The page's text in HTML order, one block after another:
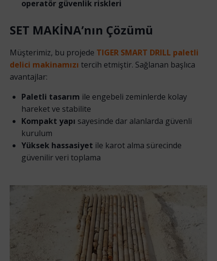
operatör güvenlik riskleri
SET MAKİNA’nın Çözümü
Müşterimiz, bu projede TIGER SMART DRILL paletli
delici makinamızı tercih etmiştir. Sağlanan başlıca
avantajlar:
Paletli tasarım ile engebeli zeminlerde kolay
hareket ve stabilite
Kompakt yapı sayesinde dar alanlarda güvenli
kurulum
Yüksek hassasiyet ile karot alma sürecinde
güvenilir veri toplama